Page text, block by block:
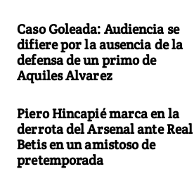
Caso Goleada: Audiencia se
difiere por la ausencia de la
defensa de un primo de
Aquiles Alvarez
Piero Hincapié marca en la
derrota del Arsenal ante Real
Betis en un amistoso de
pretemporada